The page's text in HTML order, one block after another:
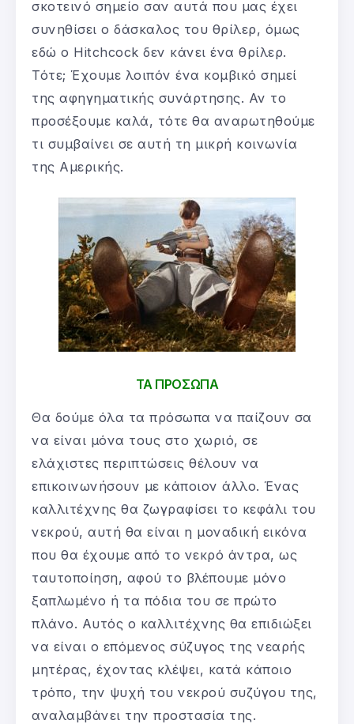
σκοτεινό σημείο σαν αυτά που μας έχει
συνηθίσει ο δάσκαλος του θρίλερ, όμως
εδώ ο Hitchcock δεν κάνει ένα θρίλερ.
Τότε; Έχουμε λοιπόν ένα κομβικό σημεί
της αφηγηματικής συνάρτησης. Αν το
προσέξουμε καλά, τότε θα αναρωτηθούμε
τι συμβαίνει σε αυτή τη μικρή κοινωνία
της Αμερικής.
ΤΑ ΠΡΟΣΩΠΑ
Θα δούμε όλα τα πρόσωπα να παίζουν σα
να είναι μόνα τους στο χωριό, σε
ελάχιστες περιπτώσεις θέλουν να
επικοινωνήσουν με κάποιον άλλο. Ένας
καλλιτέχνης θα ζωγραφίσει το κεφάλι του
νεκρού, αυτή θα είναι η μοναδική εικόνα
που θα έχουμε από το νεκρό άντρα, ως
ταυτοποίηση, αφού το βλέπουμε μόνο
ξαπλωμένο ή τα πόδια του σε πρώτο
πλάνο. Αυτός ο καλλιτέχνης θα επιδιώξει
να είναι ο επόμενος σύζυγος της νεαρής
μητέρας, έχοντας κλέψει, κατά κάποιο
τρόπο, την ψυχή του νεκρού συζύγου της,
αναλαμβάνει την προστασία της.